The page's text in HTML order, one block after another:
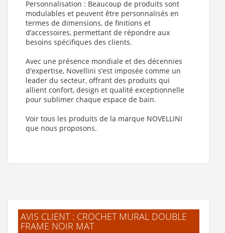
Personnalisation : Beaucoup de produits sont
modulables et peuvent être personnalisés en
termes de dimensions, de finitions et
d’accessoires, permettant de répondre aux
besoins spécifiques des clients.
Avec une présence mondiale et des décennies
d'expertise, Novellini s’est imposée comme un
leader du secteur, offrant des produits qui
allient confort, design et qualité exceptionnelle
pour sublimer chaque espace de bain.
Voir tous les produits de la marque NOVELLINI
que nous proposons.
AVIS CLIENT : CROCHET MURAL DOUBLE
FRAME NOIR MAT